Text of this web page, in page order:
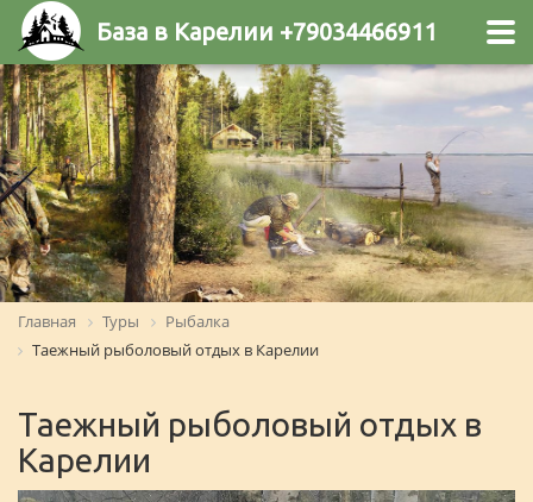
База в Карелии +79034466911
Главная Туры
Рыбалка
Таежный рыболовый отдых в Карелии
Таежный рыболовый отдых в
Карелии